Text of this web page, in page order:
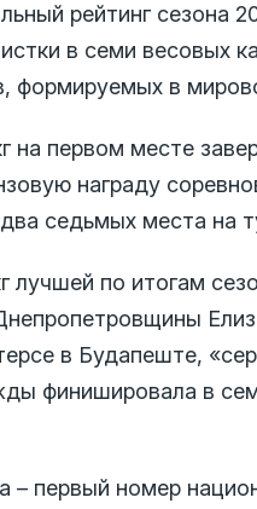
рейтинг сезона
в семи весовых
формируемых в
на первом месте
награду
седьмых места на
лучшей по итогам
в Будапеште,
финишировала в
– первый номер